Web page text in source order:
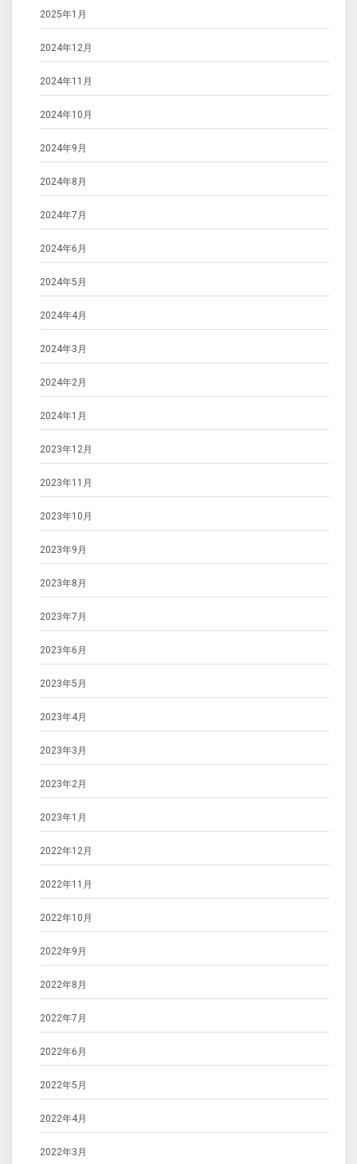
2025年1月
2024年12月
2024年11月
2024年10月
2024年9月
2024年8月
2024年7月
2024年6月
2024年5月
2024年4月
2024年3月
2024年2月
2024年1月
2023年12月
2023年11月
2023年10月
2023年9月
2023年8月
2023年7月
2023年6月
2023年5月
2023年4月
2023年3月
2023年2月
2023年1月
2022年12月
2022年11月
2022年10月
2022年9月
2022年8月
2022年7月
2022年6月
2022年5月
2022年4月
2022年3月